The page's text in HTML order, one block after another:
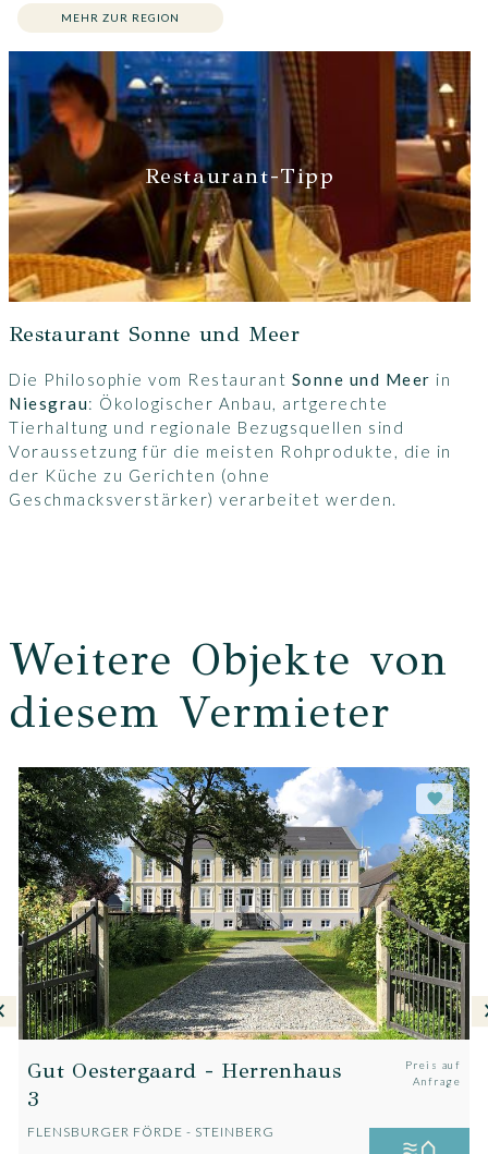
MEHR ZUR REGION
Restaurant-Tipp
Restaurant Sonne und Meer
Die Philosophie vom Restaurant Sonne und Meer in
Niesgrau: Ökologischer Anbau, artgerechte
Tierhaltung und regionale Bezugsquellen sind
Voraussetzung für die meisten Rohprodukte, die in
der Küche zu Gerichten (ohne
Geschmacksverstärker) verarbeitet werden.
Weitere Objekte von
diesem Vermieter
Gut Oestergaard - Herrenhaus
3
FLENSBURGER FÖRDE - STEINBERG
Preis auf
Anfrage